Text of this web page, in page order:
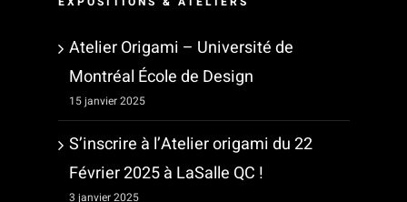
Atelier Origami – Université de
Montréal École de Design
15 janvier 2025
S’inscrire à l’Atelier origami du 22
Février 2025 à LaSalle QC !
3 janvier 2025